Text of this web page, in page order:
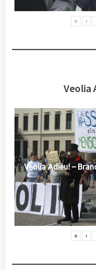
« ‹
Veolia
Veolia Adieu! –
« ‹